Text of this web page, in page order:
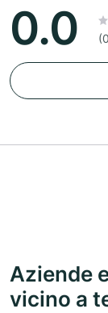
0.0
Aziende
vicino a